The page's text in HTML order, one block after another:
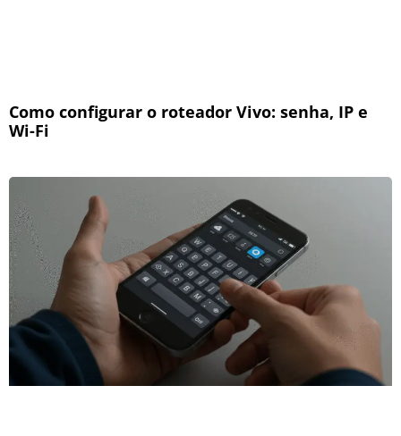
Como configurar o roteador Vivo: senha, IP e
Wi-Fi